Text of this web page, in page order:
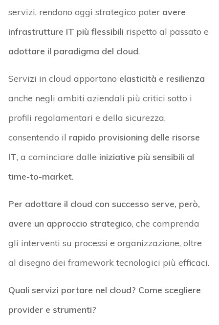
servizi, rendono oggi strategico poter avere
infrastrutture IT più flessibili rispetto al passato e
adottare il paradigma del cloud.
Servizi in cloud apportano elasticità e resilienza
anche negli ambiti aziendali più critici sotto i
profili regolamentari e della sicurezza,
consentendo il rapido provisioning delle risorse
IT, a cominciare dalle iniziative più sensibili al
time-to-market.
Per adottare il cloud con successo serve, però,
avere un approccio strategico, che comprenda
gli interventi su processi e organizzazione, oltre
al disegno dei framework tecnologici più efficaci.
Quali servizi portare nel cloud? Come scegliere
provider e strumenti?